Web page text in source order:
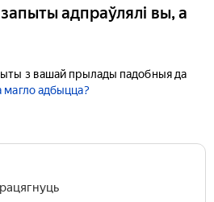
адпраўлялі вы, а
з вашай прылады падобныя да
магло адбыцца?